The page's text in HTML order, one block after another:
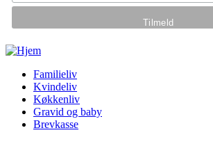
Gå til hovedindhold
Familieliv
Kvindeliv
Køkkenliv
Gravid og baby
Brevkasse